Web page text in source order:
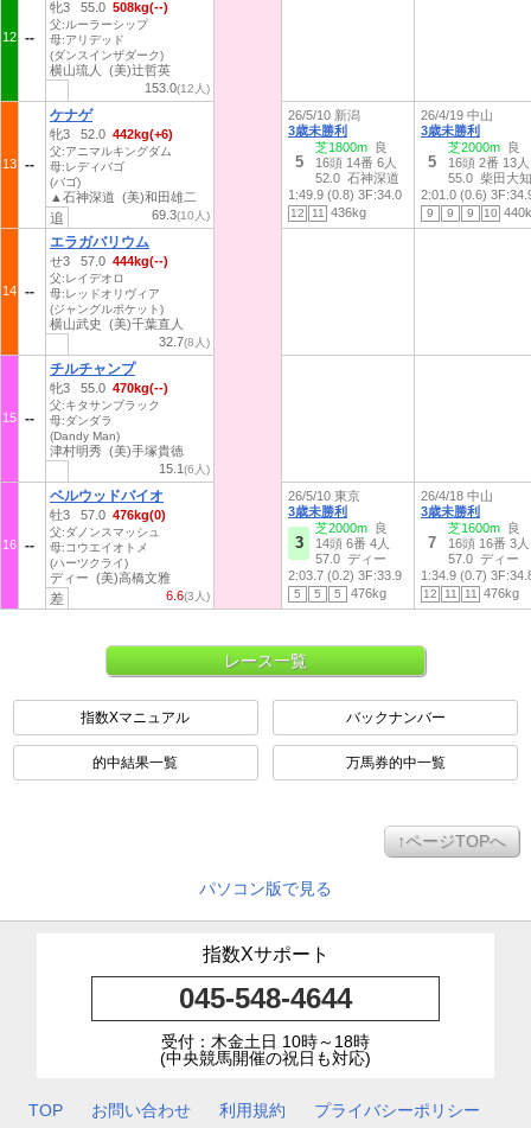
12
牝3 55.0 508kg(--)
父:ルーラーシップ
母:アリデッド
(ダンスインザダーク)
横山琉人 (美)辻哲英
153.0(12人)
13
ケナゲ
牝3 52.0 442kg(+6)
父:アニマルキングダム
母:レディバゴ
(バゴ)
▲石神深道 (美)和田雄二
69.3(10人)
追
14
エラガバリウム
せ3 57.0 444kg(--)
父:レイデオロ
母:レッドオリヴィア
(ジャングルポケット)
横山武史 (美)千葉直人
32.7(8人)
15
チルチャンプ
牝3 55.0 470kg(--)
父:キタサンブラック
母:ダンダラ
(Dandy Man)
津村明秀 (美)手塚貴徳
15.1(6人)
16
ベルウッドバイオ
牡3 57.0 476kg(0)
父:ダノンスマッシュ
母:コウエイオトメ
(ハーツクライ)
ディー (美)高橋文雅
6.6(3人)
差
26/5/10 新潟
3歳未勝利
5
芝1800m 良
16頭 14番 6人
52.0 石神深道
1:49.9 (0.8) 3F:34.0
12 11 436kg
26/4/19 中山
3歳未勝利
5
芝2000m 良
16頭 2番 13人
55.0 柴田大知
2:01.0 (0.6)
9 9 9 10
26/5/10 東京
3歳未勝利
3
芝2000m 良
14頭 6番 4人
57.0 ディー
2:03.7 (0.2) 3F:33.9
5 5 5 476kg
26/4/18 中山
3歳未勝利
7
芝1600m 良
16頭 16番 3人
57.0 ディー
1:34.9 (0.7)
12 11 11 476kg
レース一覧
指数Xマニュアル バックナンバー
的中結果一覧 万馬券的中一覧
↑ページTOPへ
パソコン版で見る
指数Xサポート
045-548-4644
受付：木金土日 10時～18時
(中央競馬開催の祝日も対応)
TOP お問い合わせ 利用規約 プライバシーポリシー